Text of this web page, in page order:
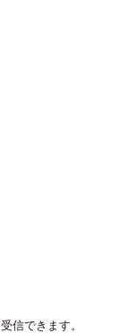
信できます。